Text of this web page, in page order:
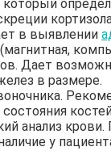
который
в выявлении
Дает
в размере.
анализ крови.
у